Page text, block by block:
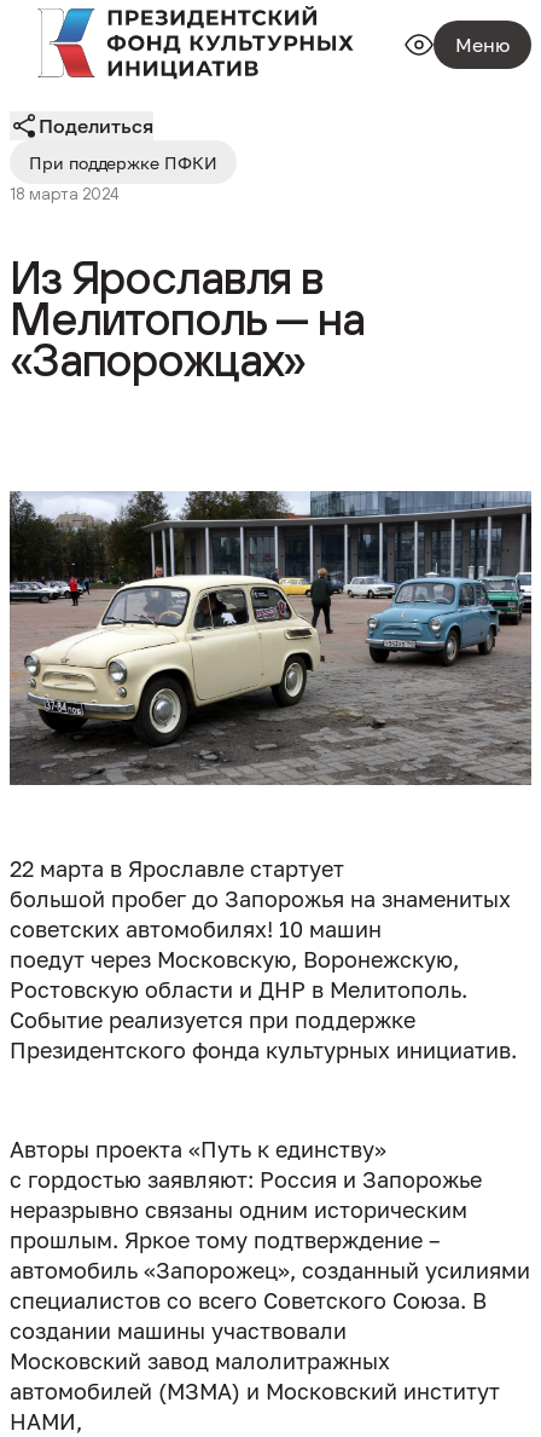
Меню
При поддержке ПФКИ
18 марта 2024
Поделиться
Из Ярославля в
Мелитополь — на
«Запорожцах»
22 марта в Ярославле стартует
большой пробег до Запорожья на знаменитых
советских автомобилях! 10 машин
поедут через Московскую, Воронежскую,
Ростовскую области и ДНР в Мелитополь.
Событие реализуется при поддержке
Президентского фонда культурных инициатив.
Авторы проекта «Путь к единству»
с гордостью заявляют: Россия и Запорожье
неразрывно связаны одним историческим
прошлым. Яркое тому подтверждение –
автомобиль «Запорожец», созданный усилиями
специалистов со всего Советского Союза. В
создании машины участвовали
Московский завод малолитражных
автомобилей (МЗМА) и Московский институт
НАМИ,